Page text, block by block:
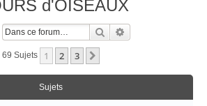
d'OISEAUX
Rechercher
69 Sujets 1 2 3
Sujets